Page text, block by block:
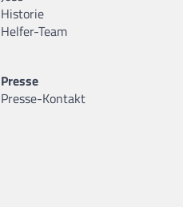
Historie
Helfer-Team
Presse
Presse-Kontakt